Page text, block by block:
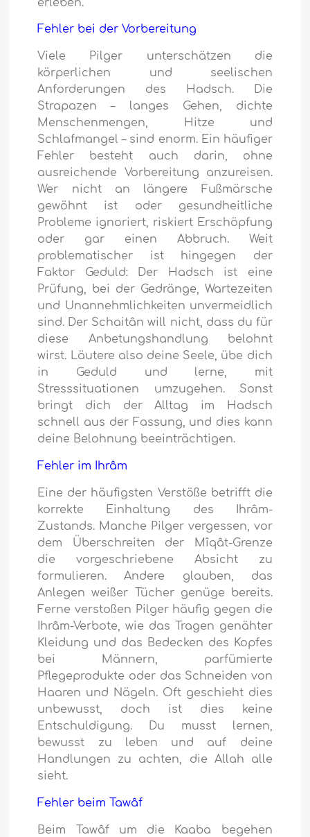
Fehler bei der Vorbereitung
Viele Pilger unterschätzen die
körperlichen und seelischen
Anforderungen des Hadsch. Die
Strapazen – langes Gehen, dichte
Menschenmengen, Hitze und
Schlafmangel – sind enorm. Ein häufiger
Fehler besteht auch darin, ohne
ausreichende Vorbereitung anzureisen.
Wer nicht an längere Fußmärsche
gewöhnt ist oder gesundheitliche
Probleme ignoriert, riskiert Erschöpfung
oder gar einen Abbruch. Weit
problematischer ist hingegen der
Faktor Geduld: Der Hadsch ist eine
Prüfung, bei der Gedränge, Wartezeiten
und Unannehmlichkeiten unvermeidlich
sind. Der Schaitân will nicht, dass du für
diese Anbetungshandlung belohnt
wirst. Läutere also deine Seele, übe dich
in Geduld und lerne, mit
Stresssituationen umzugehen. Sonst
bringt dich der Alltag im Hadsch
schnell aus der Fassung, und dies kann
deine Belohnung beeinträchtigen.
Fehler im Ihrâm
Eine der häufigsten Verstöße betrifft die
korrekte Einhaltung des Ihrâm-
Zustands. Manche Pilger vergessen, vor
dem Überschreiten der Mîqât-Grenze
die vorgeschriebene Absicht zu
formulieren. Andere glauben, das
Anlegen weißer Tücher genüge bereits.
Ferne verstoßen Pilger häufig gegen die
Ihrâm-Verbote, wie das Tragen genähter
Kleidung und das Bedecken des Kopfes
bei Männern, parfümierte
Pflegeprodukte oder das Schneiden von
Haaren und Nägeln. Oft geschieht dies
unbewusst, doch ist dies keine
Entschuldigung. Du musst lernen,
bewusst zu leben und auf deine
Handlungen zu achten, die Allah alle
sieht.
Fehler beim Tawâf
Beim Tawâf um die Kaaba begehen